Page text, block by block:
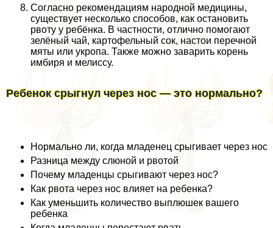
Согласно рекомендациям народной медицины,
существует несколько способов, как остановить
рвоту у ребёнка. В частности, отлично помогают
зелёный чай, картофельный сок, настои перечной
мяты или укропа. Также можно заварить корень
имбиря и мелиссу.
Ребенок срыгнул через нос — это нормально?
Нормально ли, когда младенец срыгивает через нос
Разница между слюной и рвотой
Почему младенцы срыгивают через нос?
Как рвота через нос влияет на ребенка?
Как уменьшить количество выплюшек вашего
ребенка